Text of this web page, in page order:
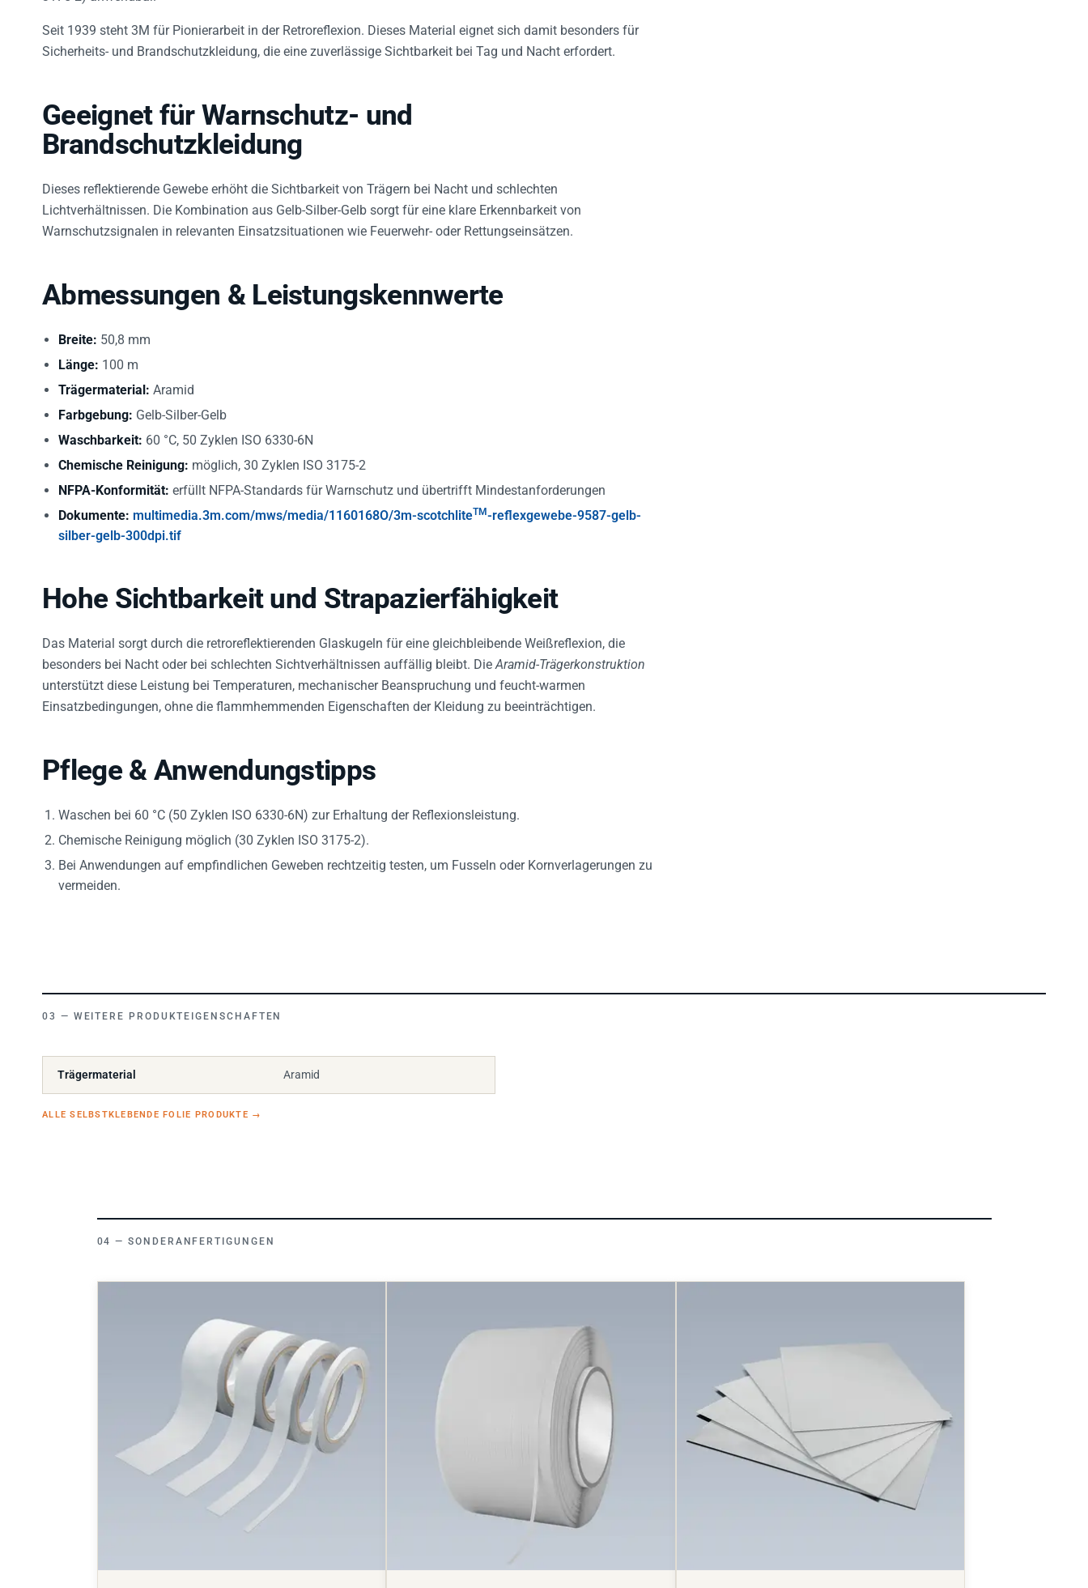
Seit 1939 steht 3M für Pionierarbeit in der Retroreflexion. Dieses Material eignet sich damit besonders für
Sicherheits- und Brandschutzkleidung, die eine zuverlässige Sichtbarkeit bei Tag und Nacht erfordert.
Geeignet für Warnschutz- und
Brandschutzkleidung
Dieses reflektierende Gewebe erhöht die Sichtbarkeit von Trägern bei Nacht und schlechten
Lichtverhältnissen. Die Kombination aus Gelb-Silber-Gelb sorgt für eine klare Erkennbarkeit von
Warnschutzsignalen in relevanten Einsatzsituationen wie Feuerwehr- oder Rettungseinsätzen.
Abmessungen & Leistungskennwerte
Breite: 50,8 mm
Länge: 100 m
Trägermaterial: Aramid
Farbgebung: Gelb-Silber-Gelb
Waschbarkeit: 60 °C, 50 Zyklen ISO 6330-6N
Chemische Reinigung: möglich, 30 Zyklen ISO 3175-2
NFPA-Konformität: erfüllt NFPA-Standards für Warnschutz und übertrifft Mindestanforderungen
Dokumente: multimedia.3m.com/mws/media/1160168O/3m-scotchliteTM -reflexgewebe-9587-gelb-
silber-gelb-300dpi.tif
Hohe Sichtbarkeit und Strapazierfähigkeit
Das Material sorgt durch die retroreflektierenden Glaskugeln für eine gleichbleibende Weißreflexion, die
besonders bei Nacht oder bei schlechten Sichtverhältnissen auffällig bleibt. Die Aramid-Trägerkonstruktion
unterstützt diese Leistung bei Temperaturen, mechanischer Beanspruchung und feucht-warmen
Einsatzbedingungen, ohne die flammhemmenden Eigenschaften der Kleidung zu beeinträchtigen.
Pflege & Anwendungstipps
Waschen bei 60 °C (50 Zyklen ISO 6330-6N) zur Erhaltung der Reflexionsleistung.
Chemische Reinigung möglich (30 Zyklen ISO 3175-2).
Bei Anwendungen auf empfindlichen Geweben rechtzeitig testen, um Fusseln oder Kornverlagerungen zu
vermeiden.
WEITERE PRODUKTEIGENSCHAFTEN
Trägermaterial Aramid
SONDERANFERTIGUNGEN